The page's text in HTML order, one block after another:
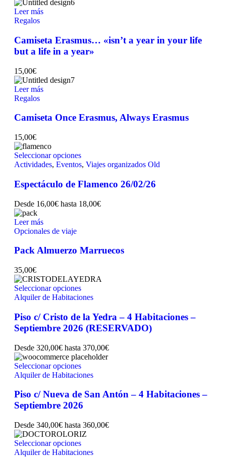
Leer más
Regalos
Camiseta Erasmus… «isn’t a year in your life
but a life in a year»
15,00€
Leer más
Regalos
Camiseta Once Erasmus, Always Erasmus
15,00€
Seleccionar opciones
Actividades, Eventos, Viajes organizados Old
Espectáculo de Flamenco 26/02/26
Desde 16,00€ hasta 18,00€
Leer más
Opcionales de viaje
Pack Almuerzo Marruecos
35,00€
Seleccionar opciones
Alquiler de Habitaciones
Piso c/ Cristo de la Yedra – 4 Habitaciones –
Septiembre 2026 (RESERVADO)
Desde 320,00€ hasta 370,00€
Seleccionar opciones
Alquiler de Habitaciones
Piso c/ Nueva de San Antón – 4 Habitaciones –
Septiembre 2026
Desde 340,00€ hasta 360,00€
Seleccionar opciones
Alquiler de Habitaciones